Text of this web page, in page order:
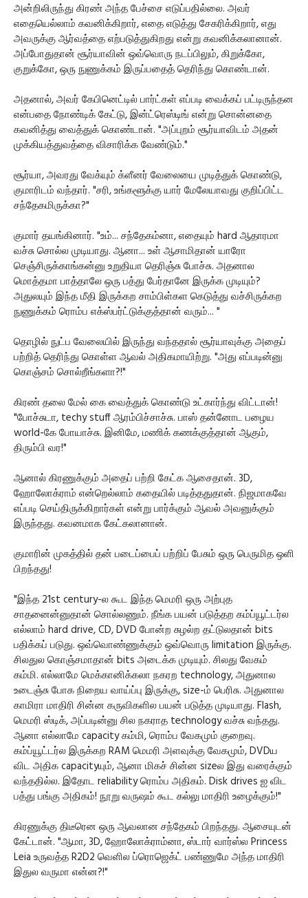
அன்றிலிருந்து கிரண் அந்த பேச்சை எடுப்பதில்லை. அவர்
எதையெல்லாம் கவனிக்கிறார், எதை எடுத்து சேகரிக்கிறார், எது
அவருக்கு ஆர்வத்தை எற்படுத்துகிறது என்று கவனிக்கலானான்.
அப்போதுதான் சூர்யாவின் ஒவ்வொரு நடப்பிலும், கிறுக்கோ,
குறுக்கோ, ஒரு நுணுக்கம் இருப்பதைத் தெரிந்து கொண்டான்.
அதனால், அவர் கேபினெட்டில் பார்ட்கள் எப்படி வைக்கப் பட்டிருந்தன
என்பதை நோண்டிக் கேட்டு, இன்ட்ரெஸ்டிங் என்று சொன்னதை
கவனித்து வைத்துக் கொண்டான். "அப்புறம் சூர்யாவிடம் அதன்
முக்கியத்துவத்தை விசாரிக்க வேண்டும்."
சூர்யா, அவரது வேக்யும் க்ளீனர் வேலையை முடித்துக் கொண்டு,
குமாரிடம் வந்தார். "சரி, உங்களூக்கு யார் மேலேயாவது குறிப்பிட்ட
சந்தேகமிருக்கா?"
குமார் தயங்கினார். "உம்... சந்தேகம்னா, எதையும் hard ஆதாரமா
வச்சு சொல்ல முடியாது. ஆனா... உள் ஆசாமிதான் யாரோ
செஞ்சிருக்காங்கன்னு உறுதியா தெரிஞ்சு போச்சு. அதனால
மொத்தமா பாத்தாலே ஒரு பத்து பேர்தானே இருக்க முடியும்?
அதுலயும் இந்த மீதி இருக்கற சாம்பிள்கள கெடுத்து வச்சிருக்கற
நுணுக்கம் ரொம்ப எக்ஸ்பர்ட்டுக்குத்தான் வரும்... "
தொழில் நுட்ப வேலையில் இருந்து வந்ததால் சூர்யாவுக்கு அதைப்
பற்றித் தெரிந்து கொள்ள ஆவல் அதிகமாயிற்று. "அது எப்படின்னு
கொஞ்சம் சொல்றீங்களா?!"
கிரண் தலை மேல் கை வைத்துக் கொண்டு உட்கார்ந்து விட்டான்!
"போச்சுடா, techy stuff ஆரம்பிச்சாச்சு. பாஸ் தன்னோட பழைய
world-கே போயாச்சு. இனிமே, மணிக் கணக்குத்தான் ஆகும்,
திரும்பி வர!"
ஆனால் கிரணுக்கும் அதைப் பற்றி கேட்க ஆசைதான். 3D,
ஹோலோக்ராம் என்றெல்லாம் கதையில் படித்ததுதான். நிஜமாகவே
எப்படி செய்திருக்கிறார்கள் என்று பார்க்கும் ஆவல் அவனுக்கும்
இருந்தது. கவனமாக கேட்கலானான்.
குமாரின் முகத்தில் தன் படைப்பைப் பற்றிப் பேசும் ஒரு பெருமித ஒளி
பிறந்தது!
"இந்த 21st century-ல கூட இந்த மெமரி ஒரு அற்புத
சாதனைன்னுதான் சொல்லணும். நீங்க பயன் படுத்தற கம்ப்யூட்டர்ல
எல்லாம் hard drive, CD, DVD போன்ற சுழல்ற தட்டுலதான் bits
பதிக்கப் படுது. ஒவ்வொண்ணுக்கும் ஒவ்வொரு limitation இருக்கு.
சிலதுல கொஞ்சமாதான் bits அடைக்க முடியும். சிலது வேகம்
கம்மி. எல்லாமே மெக்கானிக்கலா நகரற technology, அதுனால
உடைஞ்சு போக நிறைய வாய்ப்பு இருக்கு, size-ம் பெரிசு. அதுனால
காமிரா மாதிரி சின்ன கருவிகளில பயன் படுத்த முடியாது. Flash,
மெமரி ஸ்டிக், அப்படின்னு சில நகராத technology வச்சு வந்தது.
ஆனா எல்லாமே capacity கம்மி, ரொம்ப வேகமும் குறைவு.
கம்ப்யூட்டர்ல இருக்கற RAM மெமரி அளவுக்கு வேகமும், DVDய
விட அதிக capacityயும், ஆனா மிகச் சின்ன sizeல இது வரைக்கும்
வந்ததில்ல. இதோட reliability ரொம்ப அதிகம். Disk drives ஐ விட
பத்து பங்கு அதிகம்! நூறு வருஷம் கூட கல்லு மாதிரி உழைக்கும்!"
கிரணுக்கு திடீரென ஒரு ஆவலான சந்தேகம் பிறந்தது. ஆசையுடன்
கேட்டான். "ஆமா, 3D, ஹோலோக்ராம்னா, ஸ்டார் வார்ஸ்ல Princess
Leia உருவத்த R2D2 வெளில ப்ரொஜெக்ட் பண்ணுமே அந்த மாதிரி
இதுல வருமா என்ன?!"